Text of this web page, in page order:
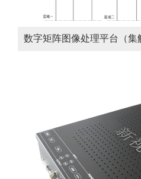
数字矩阵图像处理平台（集